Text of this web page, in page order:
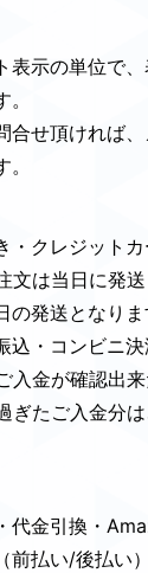
表示の単位で
合せ頂ければ
・クレジット
文は当日に発
発送となりま
込・コンビニ
入金が確認出
ぎたご入金分
代金引換・
前払い/後払い